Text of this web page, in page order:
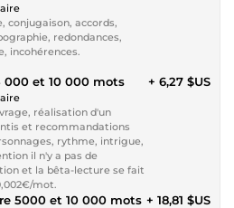
conjugaison, accords,
redondances,
incohérences.
000 et 10 000 mots
réalisation d'un
et recommandations
rythme, intrigue,
il n'y a pas de
et la bêta-lecture se fait
mot.
+ 6,27 $US
5000 et 10 000 mots + 18,81 $US